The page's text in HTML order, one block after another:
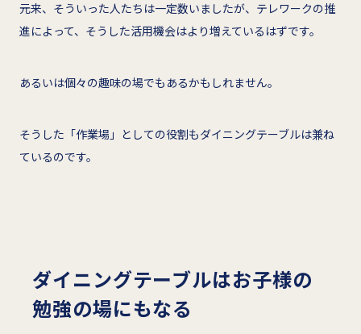
元来、そういった人たちは一定数いましたが、テレワークの推
進によって、そうした活用機会はより増えているはずです。
あるいは個々の趣味の場でもあるかもしれません。
そうした「作業場」としての役割もダイニングテーブルは兼ね
ているのです。
ダイニングテーブルはお子様の
勉強の場にもなる